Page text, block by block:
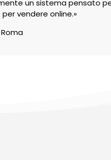
un sistema pensato
vendere online.»